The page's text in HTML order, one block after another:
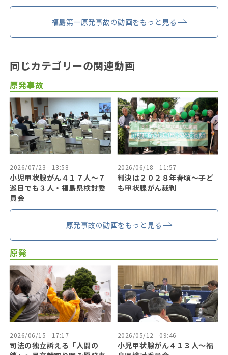
福島第一原発事故の動画をもっと見る
同じカテゴリーの関連動画
原発事故
2026/07/23 - 13:58
小児甲状腺がん４１７人〜７
巡目でも３人・福島県検討委
員会
2026/06/18 - 11:57
判決は２０２８年春頃〜子ど
も甲状腺がん裁判
原発事故の動画をもっと見る
原発
2026/06/15 - 17:17
司法の独立訴える「人間の
2026/05/12 - 09:46
小児甲状腺がん４１３人〜福